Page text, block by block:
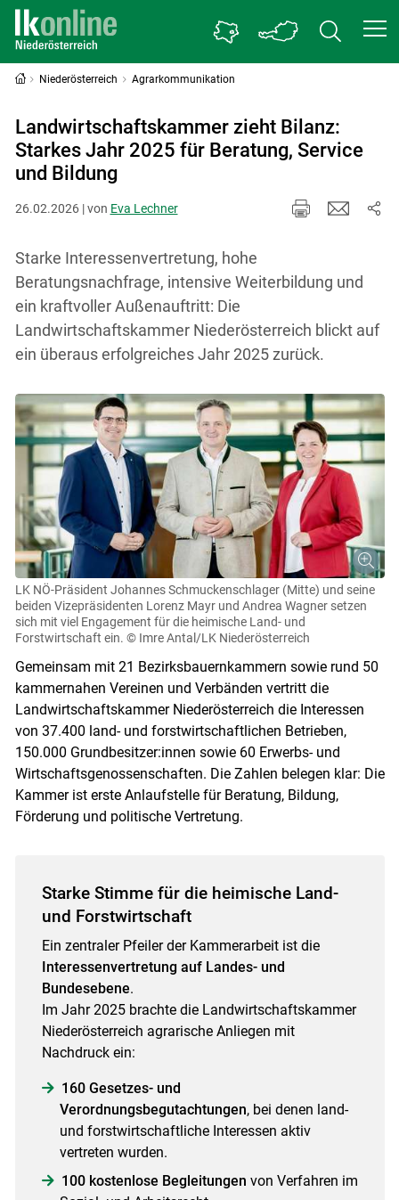
Niederösterreich Agrarkommunikation
Landwirtschaftskammer zieht Bilanz:
Starkes Jahr 2025 für Beratung, Service
und Bildung
26.02.2026 | von Eva Lechner
Starke Interessenvertretung, hohe
Beratungsnachfrage, intensive Weiterbildung und
ein kraftvoller Außenauftritt: Die
Landwirtschaftskammer Niederösterreich blickt auf
ein überaus erfolgreiches Jahr 2025 zurück.
LK NÖ-Präsident Johannes Schmuckenschlager (Mitte) und seine
beiden Vizepräsidenten Lorenz Mayr und Andrea Wagner setzen
sich mit viel Engagement für die heimische Land- und
Forstwirtschaft ein. © Imre Antal/LK Niederösterreich
Gemeinsam mit 21 Bezirksbauernkammern sowie rund 50
kammernahen Vereinen und Verbänden vertritt die
Landwirtschaftskammer Niederösterreich die Interessen
von 37.400 land- und forstwirtschaftlichen Betrieben,
150.000 Grundbesitzer:innen sowie 60 Erwerbs- und
Wirtschaftsgenossenschaften. Die Zahlen belegen klar: Die
Kammer ist erste Anlaufstelle für Beratung, Bildung,
Förderung und politische Vertretung.
Starke Stimme für die heimische Land-
und Forstwirtschaft
Ein zentraler Pfeiler der Kammerarbeit ist die
Interessenvertretung auf Landes- und
Bundesebene.
Im Jahr 2025 brachte die Landwirtschaftskammer
Niederösterreich agrarische Anliegen mit
Nachdruck ein:
160 Gesetzes- und
Verordnungsbegutachtungen, bei denen land-
und forstwirtschaftliche Interessen aktiv
vertreten wurden.
100 kostenlose Begleitungen von Verfahren im